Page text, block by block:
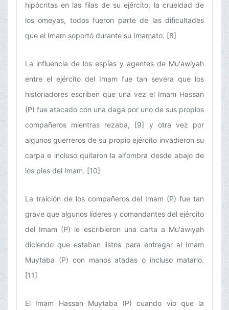
hipócritas en las filas de su ejército, la crueldad de
los omeyas, todos fueron parte de las dificultades
que el Imam soportó durante su Imamato. [8]
La influencia de los espías y agentes de Mu'awiyah
entre el ejército del Imam fue tan severa que los
historiadores escriben que una vez el Imam Hassan
(P) fue atacado con una daga por uno de sus propios
compañeros mientras rezaba, [9] y otra vez por
algunos guerreros de su propio ejército invadieron su
carpa e incluso quitaron la alfombra desde abajo de
los pies del Imam. [10]
La traición de los compañeros del Imam (P) fue tan
grave que algunos líderes y comandantes del ejército
del Imam (P) le escribieron una carta a Mu'awiyah
diciendo que estaban listos para entregar al Imam
Muytaba (P) con manos atadas o incluso matarlo.
[11]
El Imam Hassan Muytaba (P) cuando vio que la